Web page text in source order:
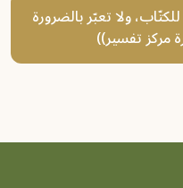
ولا تعبّر بالضرورة
تفسير))